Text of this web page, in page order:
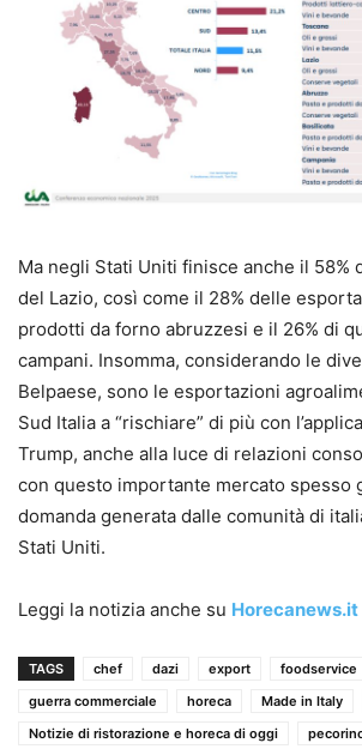
Ma negli Stati Uniti finisce anche il 58%
del Lazio, così come il 28% delle
prodotti da forno abruzzesi e il 26% di
campani. Insomma, considerando le
Belpaese, sono le esportazioni
Sud Italia a “rischiare” di più con
Trump, anche alla luce di relazioni
con questo importante mercato spesso
domanda generata dalle comunità di
Stati Uniti.
Leggi la notizia anche su Horecanews.it
TAGS chef dazi export
foodservice
guerra commerciale
horeca Made in Italy
Notizie di ristorazione e horeca di oggi